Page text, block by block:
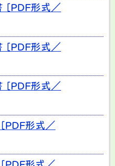
[PDF形式／
[PDF形式／
[PDF形式／
形式／